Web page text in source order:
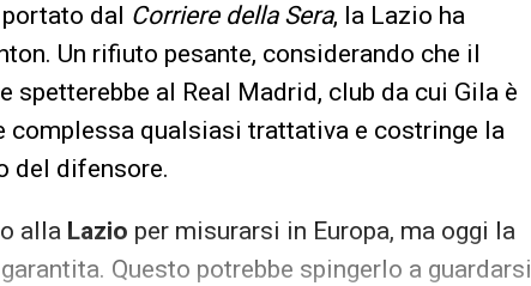
dal Corriere della Sera, la Lazio ha
Un rifiuto pesante, considerando che il
spetterebbe al Real Madrid, club da cui Gila è
complessa qualsiasi trattativa e costringe la
del difensore.
alla Lazio per misurarsi in Europa, ma oggi la
Questo potrebbe spingerlo a guardarsi